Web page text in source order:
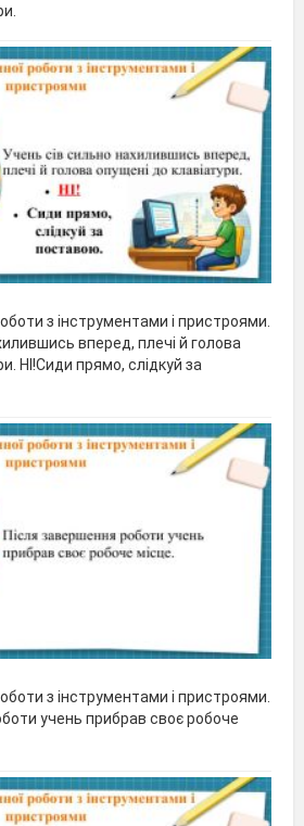
з інструментами і пристроями.
вперед, плечі й голова
НІ!Сиди прямо, слідкуй за
з інструментами і пристроями.
учень прибрав своє робоче